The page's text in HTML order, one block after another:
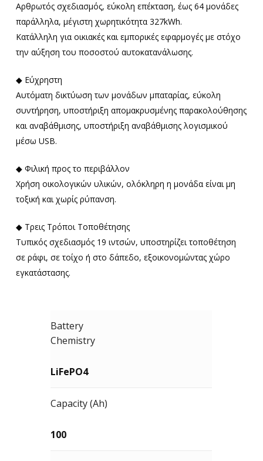
Αρθρωτός σχεδιασμός, εύκολη επέκταση, έως 64 μονάδες
παράλληλα, μέγιστη χωρητικότητα 327kWh.
Κατάλληλη για οικιακές και εμπορικές εφαρμογές με στόχο
την αύξηση του ποσοστού αυτοκατανάλωσης.
◆ Εύχρηστη
Αυτόματη δικτύωση των μονάδων μπαταρίας, εύκολη
συντήρηση, υποστήριξη απομακρυσμένης παρακολούθησης
και αναβάθμισης, υποστήριξη αναβάθμισης λογισμικού
μέσω USB.
◆ Φιλική προς το περιβάλλον
Χρήση οικολογικών υλικών, ολόκληρη η μονάδα είναι μη
τοξική και χωρίς ρύπανση.
◆ Τρεις Τρόποι Τοποθέτησης
Τυπικός σχεδιασμός 19 ιντσών, υποστηρίζει τοποθέτηση
σε ράφι, σε τοίχο ή στο δάπεδο, εξοικονομώντας χώρο
εγκατάστασης.
Battery
Chemistry
LiFePO4
Capacity (Ah)
100